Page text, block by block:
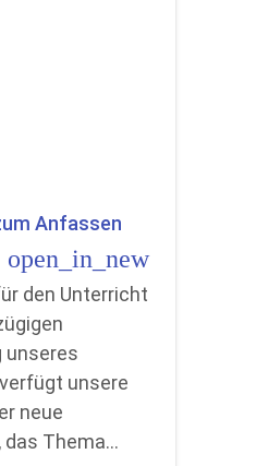
Anfassen
open_in_new
den Unterricht
unseres
unsere
neue
das Thema…